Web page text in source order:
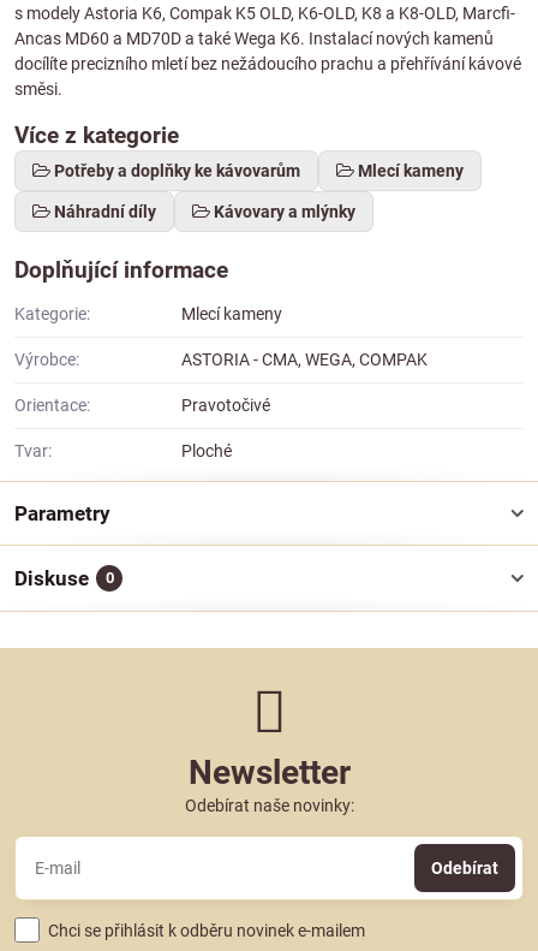
s modely Astoria K6, Compak K5 OLD, K6-OLD, K8 a K8-OLD, Marcfi-
Ancas MD60 a MD70D a také Wega K6. Instalací nových kamenů
docílíte precizního mletí bez nežádoucího prachu a přehřívání kávové
směsi.
Více z kategorie
Potřeby a doplňky ke kávovarům Mlecí kameny
Náhradní díly Kávovary a mlýnky
Doplňující informace
Kategorie: Mlecí kameny
Výrobce: ASTORIA - CMA, WEGA, COMPAK
Orientace: Pravotočivé
Tvar: Ploché
Parametry
Diskuse 0
Newsletter
Odebírat naše novinky:
Odebírat
Chci se přihlásit k odběru novinek e-mailem